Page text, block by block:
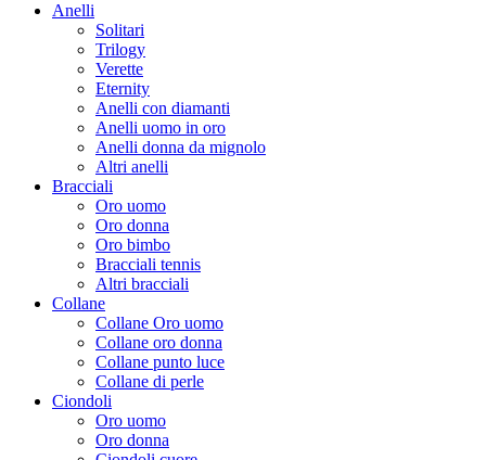
Anelli
Solitari
Trilogy
Verette
Eternity
Anelli con diamanti
Anelli uomo in oro
Anelli donna da mignolo
Altri anelli
Bracciali
Oro uomo
Oro donna
Oro bimbo
Bracciali tennis
Altri bracciali
Collane
Collane Oro uomo
Collane oro donna
Collane punto luce
Collane di perle
Ciondoli
Oro uomo
Oro donna